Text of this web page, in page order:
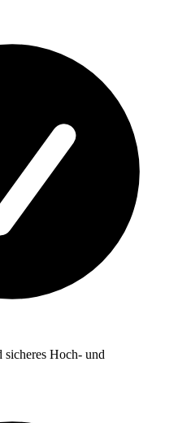
sicheres Hoch- und